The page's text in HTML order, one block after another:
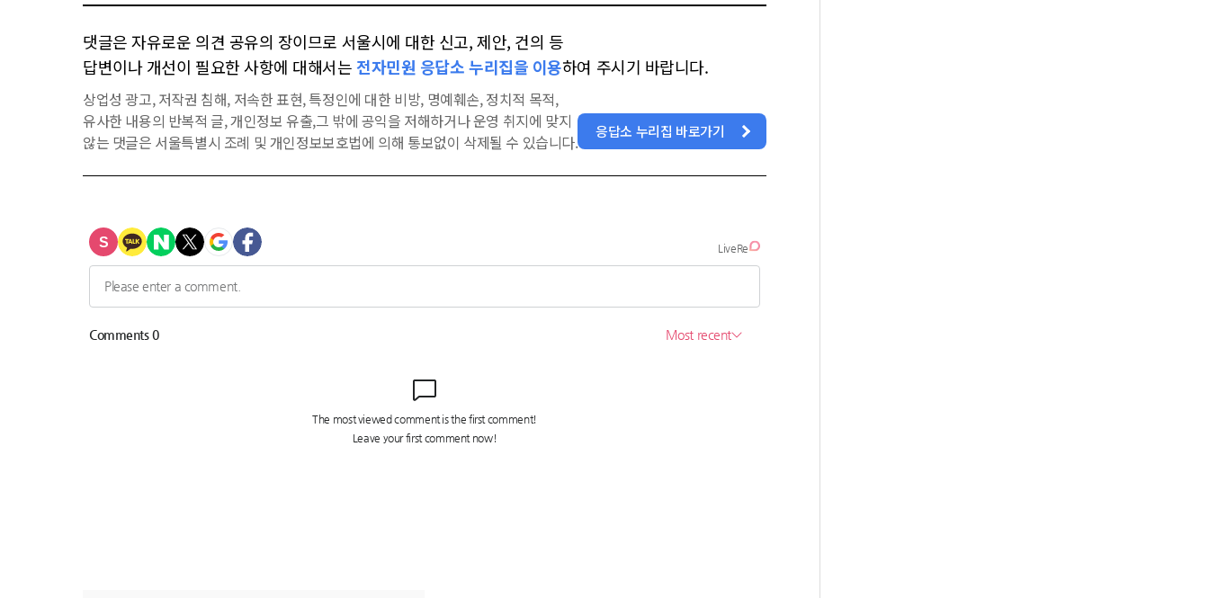
댓글은 자유로운 의견 공유의 장이므로 서울시에 대한 신고, 제안, 건의 등
답변이나 개선이 필요한 사항에 대해서는 전자민원 응답소 누리집을 이용하여 주시기 바랍니다.
상업성 광고, 저작권 침해, 저속한 표현, 특정인에 대한 비방, 명예훼손, 정치적 목적,
유사한 내용의 반복적 글, 개인정보 유출,그 밖에 공익을 저해하거나 운영 취지에 맞지
않는 댓글은 서울특별시 조례 및 개인정보보호법에 의해 통보없이 삭제될 수 있습니다.
응답소 누리집 바로가기